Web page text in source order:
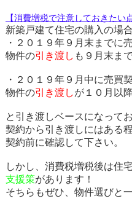
【消費増税で注意しておきたい点
新築戸建て住宅の購入の場合
・２０１９年９月末までに
物件の引き渡し も９月末
・２０１９年９月中に売買
物件の引き渡しが１０月
と引き渡しベースになってお
契約から引き渡しにはある
契約前に確認して下さい。
しかし、消費税増税後は住
支援策があります！
そちらもぜひ、物件選びと